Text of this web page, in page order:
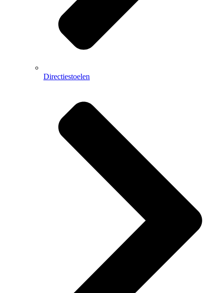
Directiestoelen